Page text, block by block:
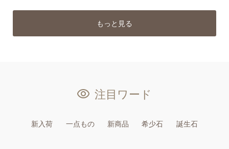
もっと見る
注目ワード
新入荷 一点もの 新商品 希少石 誕生石